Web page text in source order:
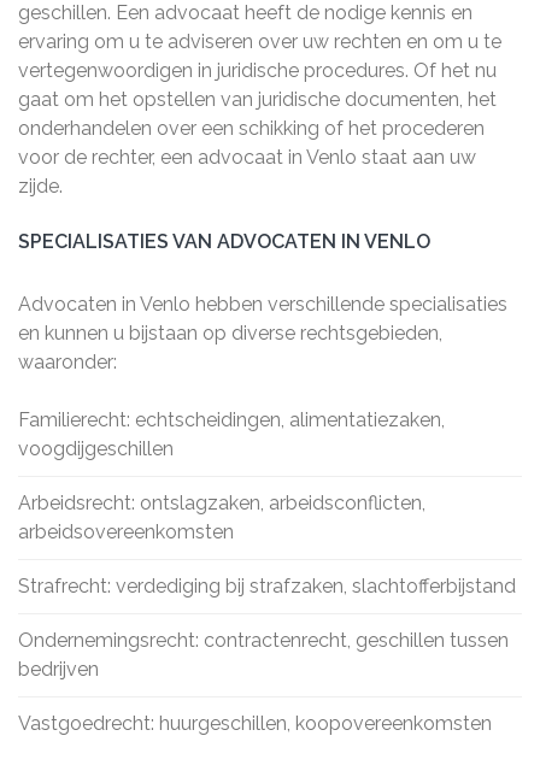
geschillen. Een advocaat heeft de nodige kennis en
ervaring om u te adviseren over uw rechten en om u te
vertegenwoordigen in juridische procedures. Of het nu
gaat om het opstellen van juridische documenten, het
onderhandelen over een schikking of het procederen
voor de rechter, een advocaat in Venlo staat aan uw
zijde.
SPECIALISATIES VAN ADVOCATEN IN VENLO
Advocaten in Venlo hebben verschillende specialisaties
en kunnen u bijstaan op diverse rechtsgebieden,
waaronder:
Familierecht: echtscheidingen, alimentatiezaken,
voogdijgeschillen
Arbeidsrecht: ontslagzaken, arbeidsconflicten,
arbeidsovereenkomsten
Strafrecht: verdediging bij strafzaken, slachtofferbijstand
Ondernemingsrecht: contractenrecht, geschillen tussen
bedrijven
Vastgoedrecht: huurgeschillen, koopovereenkomsten